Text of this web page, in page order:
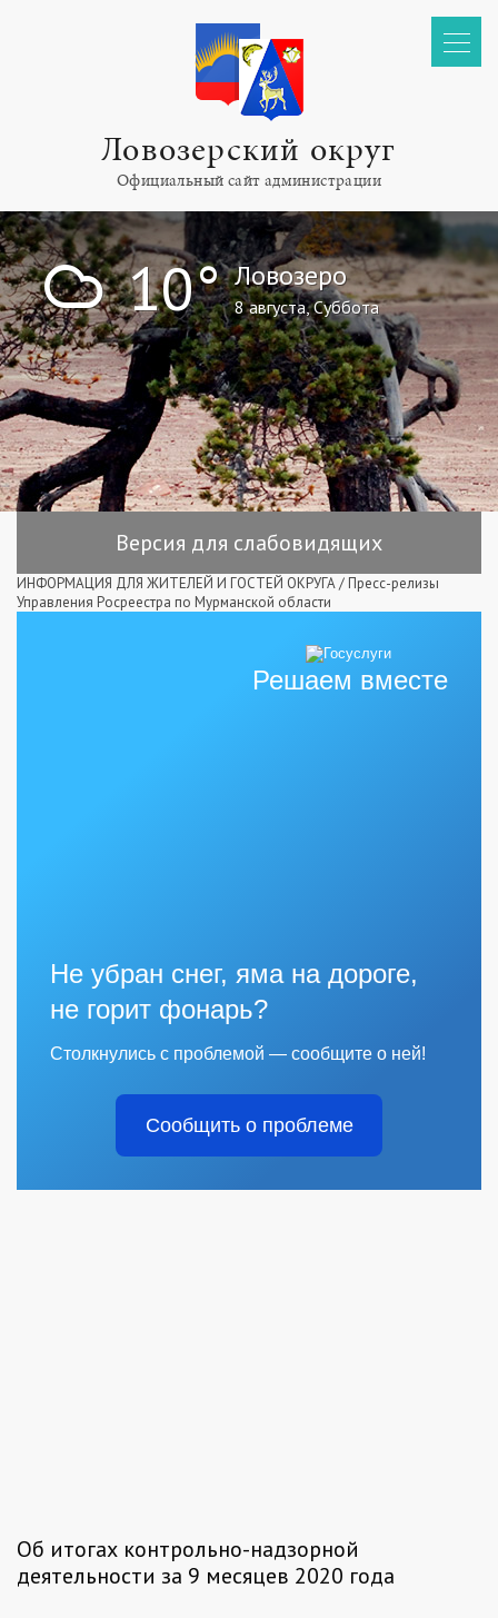
Ловозерский округ
Официальный сайт администрации
! 10° Ловозеро
8 августа, Суббота
Версия для слабовидящих
ИНФОРМАЦИЯ ДЛЯ ЖИТЕЛЕЙ И ГОСТЕЙ ОКРУГА/ Пресс-релизы
Управления Росреестра по Мурманской области
Решаем вместе
Не убран снег, яма на дороге,
не горит фонарь?
Столкнулись с проблемой — сообщите о ней!
Сообщить о проблеме
Об итогах контрольно-надзорной
деятельности за 9 месяцев 2020 года